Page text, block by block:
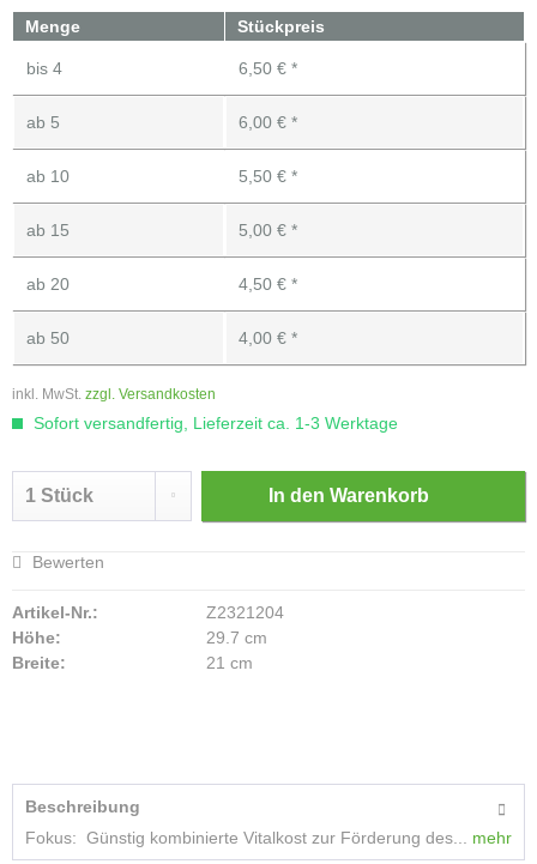
Menge Stückpreis
bis 4 6,50 € *
ab 5 6,00 € *
ab 10 5,50 € *
ab 15 5,00 € *
ab 20 4,50 € *
ab 50 4,00 € *
inkl. MwSt. zzgl. Versandkosten
Sofort versandfertig, Lieferzeit ca. 1-3 Werktage
In den Warenkorb
Bewerten
Artikel-Nr.:
Z2321204
Höhe:
29.7 cm
Breite:
21 cm
Beschreibung
Fokus: Günstig kombinierte Vitalkost zur Förderung des...
mehr